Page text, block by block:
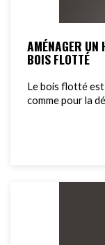
AMÉNAGER UN
BOIS FLOTTÉ
Le bois flotté
comme pour la